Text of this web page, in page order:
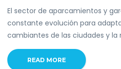
El sector de aparcamientos y
constante evolución para
cambiantes de las ciudades y la
READ MORE